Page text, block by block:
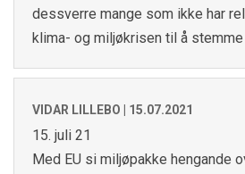
dessverre mange som ikke har
klima- og miljøkrisen til å
VIDAR LILLEBO | 15.07.2021
15. juli 21
Med EU si miljøpakke hengande